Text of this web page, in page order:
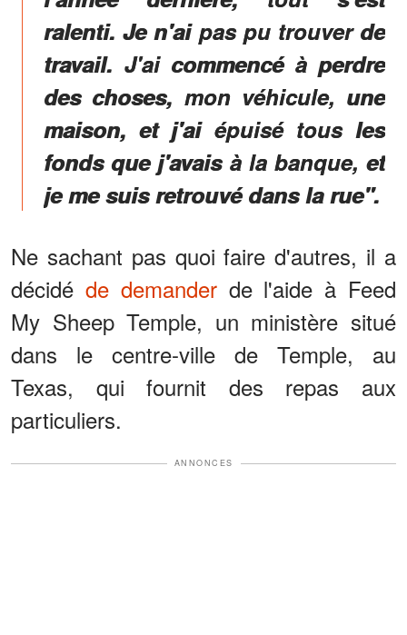
ralenti. Je n'ai pas pu trouver de
travail. J'ai commencé à perdre
des choses, mon véhicule, une
maison, et j'ai épuisé tous les
fonds que j'avais à la banque, et
je me suis retrouvé dans la rue".
Ne sachant pas quoi faire d'autres, il a
décidé de demanderde l'aide à Feed
My Sheep Temple, un ministère situé
dans le centre-ville de Temple, au
Texas, qui fournit des repas aux
particuliers.
ANNONCES